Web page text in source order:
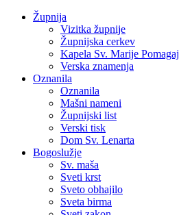
Župnija
Vizitka župnije
Župnijska cerkev
Kapela Sv. Marije Pomagaj
Verska znamenja
Oznanila
Oznanila
Mašni nameni
Župnijski list
Verski tisk
Dom Sv. Lenarta
Bogoslužje
Sv. maša
Sveti krst
Sveto obhajilo
Sveta birma